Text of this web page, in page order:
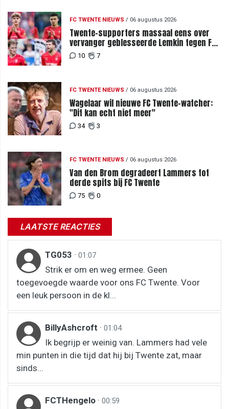
FC TWENTE NIEUWS / 06 augustus 2026
Twente-supporters massaal eens over
vervanger geblesseerde Lemkin tegen FC
DAC 04
10 7
FC TWENTE NIEUWS / 06 augustus 2026
Wagelaar wil nieuwe FC Twente-watcher:
"Dit kan echt niet meer"
34 3
FC TWENTE NIEUWS / 06 augustus 2026
Van den Brom degradeert Lammers tot
derde spits bij FC Twente
75 0
LAATSTE REACTIES
TG053 · 01:07
Strik er om en weg ermee. Geen
toegevoegde waarde voor ons FC Twente. Voor
een leuk persoon in de kl...
BillyAshcroft · 01:04
Ik begrijp er weinig van. Lammers had vele
min punten in die tijd dat hij bij Twente zat, maar
sinds...
FCTHengelo · 00:59